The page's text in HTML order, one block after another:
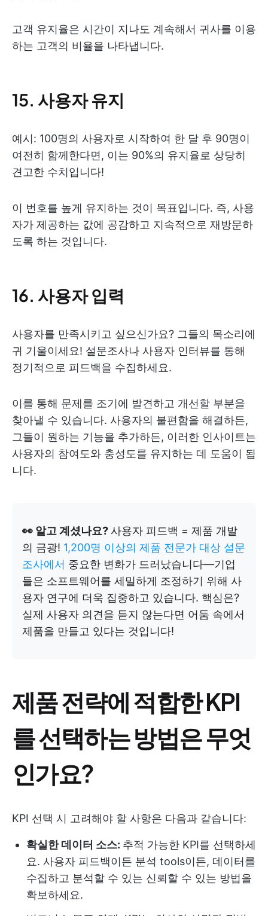
고객 유지율은 시간이 지나도 계속해서 귀사를 이용
하는 고객의 비율을 나타냅니다.
15. 사용자 유지
예시: 100명의 사용자로 시작하여 한 달 후 90명이
여전히 함께한다면, 이는 90%의 유지율로 상당히
견고한 수치입니다!
이 번호를 높게 유지하는 것이 목표입니다. 즉, 사용
자가 제공하는 값에 공감하고 지속적으로 재방문하
도록 하는 것입니다.
16. 사용자 입력
사용자를 만족시키고 싶으신가요? 그들의 목소리에
귀 기울이세요! 설문조사나 사용자 인터뷰를 통해
정기적으로 피드백을 수집하세요.
이를 통해 문제를 조기에 발견하고 개선할 부분을
찾아낼 수 있습니다. 사용자의 불편함을 해결하든,
그들이 원하는 기능을 추가하든, 이러한 인사이트는
사용자의 참여도와 충성도를 유지하는 데 도움이 됩
니다.
👀 알고 계셨나요? 사용자 피드백 = 제품 개발
의 금광! 1,200명 이상의 제품 전문가 대상 설문
조사에서 중요한 변화가 드러났습니다—기업
들은 소프트웨어를 세밀하게 조정하기 위해 사
용자 연구에 더욱 집중하고 있습니다. 핵심은?
실제 사용자 의견을 듣지 않는다면 어둠 속에서
제품을 만들고 있다는 것입니다!
제품 전략에 적합한 KPI
를 선택하는 방법은 무엇
인가요?
KPI 선택 시 고려해야 할 사항은 다음과 같습니다:
확실한 데이터 소스: 추적 가능한 KPI를 선택하세
요. 사용자 피드백이든 분석 tools이든, 데이터를
수집하고 분석할 수 있는 신뢰할 수 있는 방법을
확보하세요.